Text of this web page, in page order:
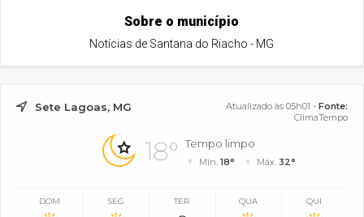
Sobre o município
Notícias de Santana do Riacho - MG
Sete Lagoas, MG Atualizado às 05h01 - Fonte:
ClimaTempo
18° Tempo limpo
Mín.18° Máx. 32°
DOM SEG TER QUA QUI